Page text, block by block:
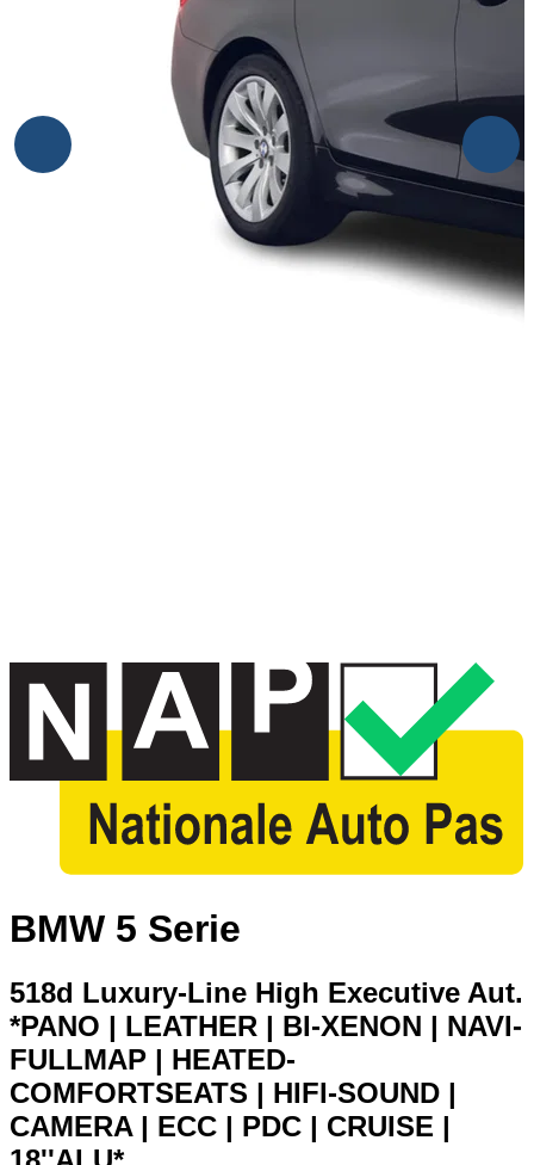
BMW 5 Serie
518d Luxury-Line High Executive Aut.
*PANO | LEATHER | BI-XENON | NAVI-
FULLMAP | HEATED-
COMFORTSEATS | HIFI-SOUND |
CAMERA | ECC | PDC | CRUISE |